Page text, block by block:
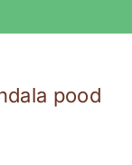
pood